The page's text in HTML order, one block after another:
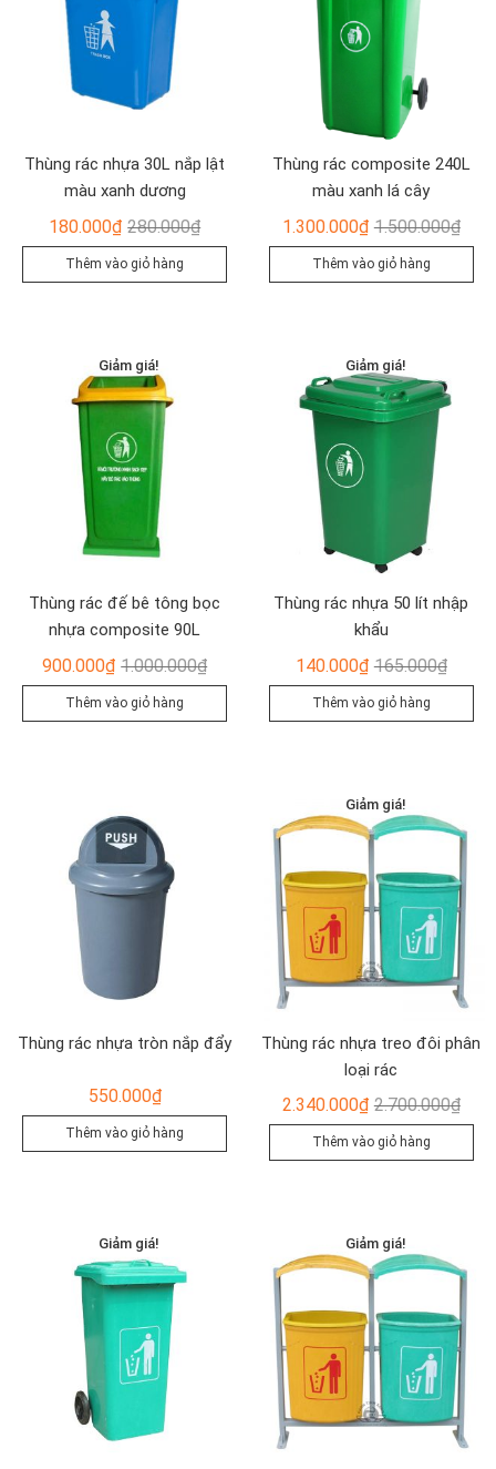
Thùng rác nhựa 30L nắp lật
màu xanh dương
280.000₫Giá
gốc
là:
180.000₫
Giá
hiện
tại
Thêm vào giỏ hàng
Thùng rác composite 240L
màu xanh lá cây
1.500.000₫Giá
gốc
là:
1.300.000₫
Giá
hiện
tại
Thêm vào giỏ hàng
Giảm giá!
Thùng rác đế bê tông bọc
nhựa composite 90L
1.000.000₫Giá
gốc
là:
900.000₫
Giá
hiện
tại
Thêm vào giỏ hàng
Giảm giá!
Thùng rác nhựa 50 lít nhập
khẩu
165.000₫Giá
gốc
là:
140.000₫
Giá
hiện
tại
Thêm vào giỏ hàng
Thùng rác nhựa tròn nắp đẩy
550.000₫
Thêm vào giỏ hàng
Giảm giá!
Thùng rác nhựa treo đôi phân
loại rác
2.700.000₫Giá
gốc
là:
2.340.000₫
Giá
hiện
tại
Thêm vào giỏ hàng
Giảm giá! Giảm giá!